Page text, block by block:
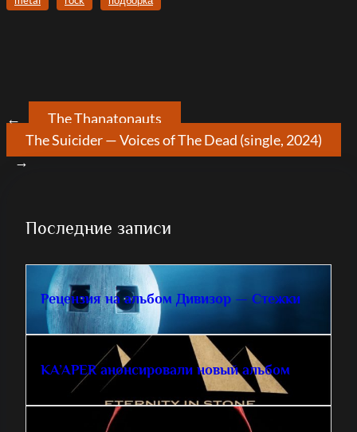
←
The Thanatonauts
The Suicider — Voices of The Dead (single, 2024)
→
Последние записи
Рецензия на альбом Дивизор — Стежки
KA’APER анонсировали новый альбом